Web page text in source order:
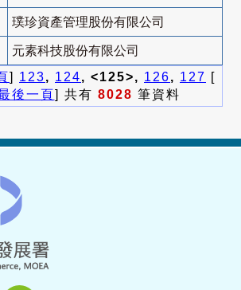
璞珍資產管理股份有限公司
元素科技股份有限公司
] 123, 124, <125>, 126, 127 [
後一頁] 共有 8028 筆資料